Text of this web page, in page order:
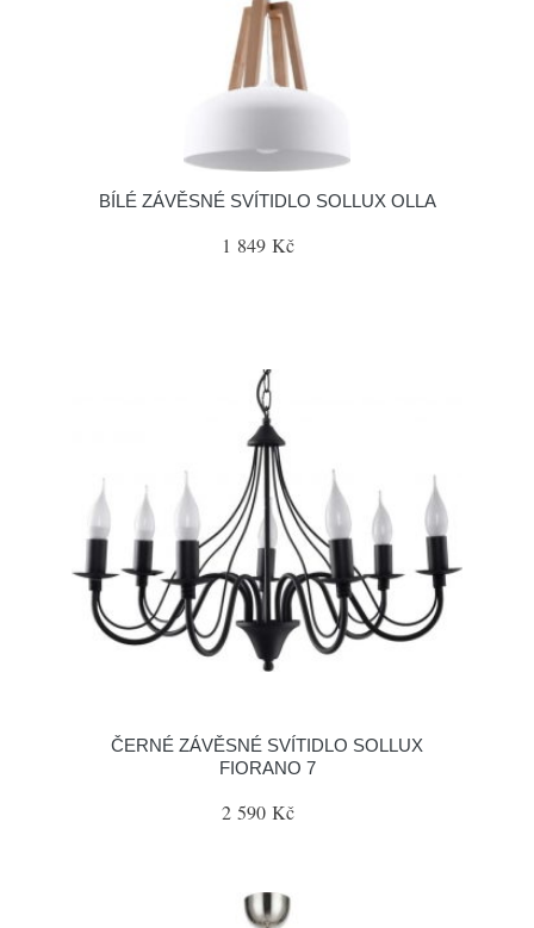
BÍLÉ ZÁVĚSNÉ SVÍTIDLO SOLLUX OLLA
1 849 Kč
ČERNÉ ZÁVĚSNÉ SVÍTIDLO SOLLUX
FIORANO 7
2 590 Kč